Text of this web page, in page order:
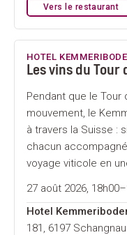
Vers le restaurant
HOTEL
Les vins du Tour
Pendant que le
mouvement, le
à travers la Suisse :
chacun
voyage viticole en
27 août 2026,
Hotel
181, 6197 Schangnau